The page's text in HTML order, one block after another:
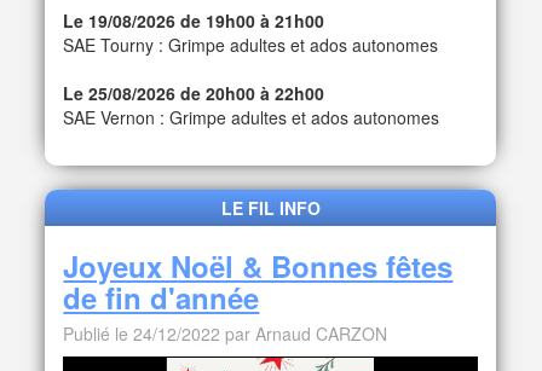
Le 19/08/2026 de 19h00 à 21h00
SAE Tourny : Grimpe adultes et ados autonomes
Le 25/08/2026 de 20h00 à 22h00
SAE Vernon : Grimpe adultes et ados autonomes
LE FIL INFO
Joyeux Noël & Bonnes fêtes
de fin d'année
Publié le 24/12/2022 par Arnaud CARZON